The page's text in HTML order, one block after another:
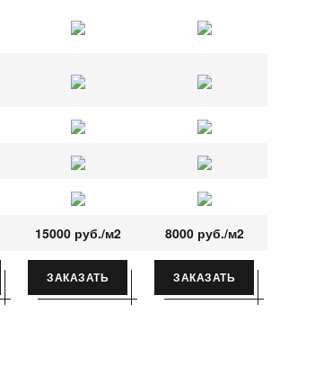
15000 руб./м2
8000 руб./м2
ЗАКАЗАТЬ ЗАКАЗАТЬ